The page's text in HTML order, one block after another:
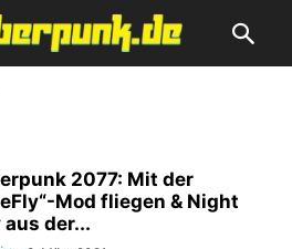
2077: Mit der
Mod fliegen & Night
der...